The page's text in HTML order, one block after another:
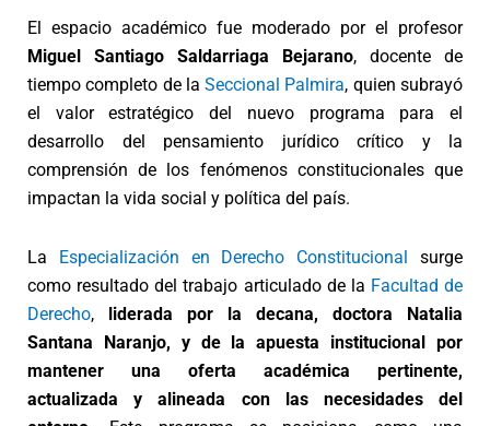
El espacio académico fue moderado por el profesor
Miguel Santiago Saldarriaga Bejarano, docente de
tiempo completo de laSeccional Palmira, quien subrayó
el valor estratégico del nuevo programa para el
desarrollo del pensamiento jurídico crítico y la
comprensión de los fenómenos constitucionales que
impactan la vida social y política del país.
La Especialización en Derecho Constitucional surge
como resultado del trabajo articulado de la Facultad de
Derecho, liderada por la decana, doctora Natalia
Santana Naranjo, y de la apuesta institucional por
mantener una oferta académica pertinente,
actualizada y alineada con las necesidades del